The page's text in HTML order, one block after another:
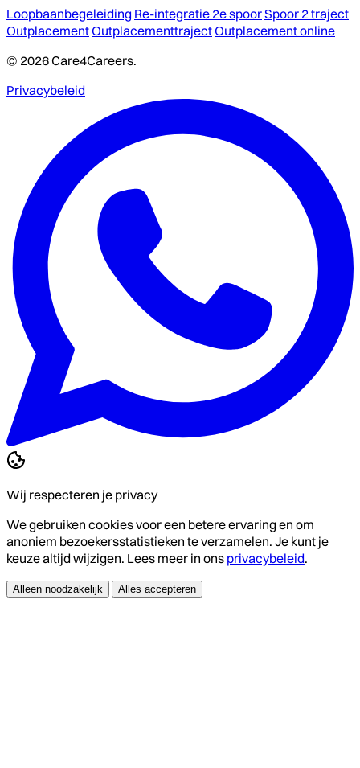
Loopbaanbegeleiding Re-integratie 2e spoorSpoor 2 traject
OutplacementOutplacementtrajectOutplacement online
© 2026 Care4Careers.
Privacybeleid
Wij respecteren je privacy
We gebruiken cookies voor een betere ervaring en om
anoniem bezoekersstatistieken te verzamelen. Je kunt je
keuze altijd wijzigen. Lees meer in ons privacybeleid.
Alleen noodzakelijk Alles accepteren